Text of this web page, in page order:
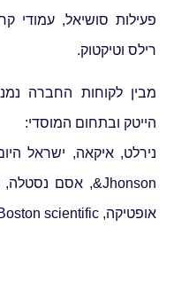
פעילות סושיאל, עמודי
רילס וטיקטוק.
מבין לקוחות החברה
הייטק ובתחום המוסדי:
&Jhonson, אסם נסטלה,
אופטיקה, Boston scientific, מפטגון, נת"ע ועוד ועוד